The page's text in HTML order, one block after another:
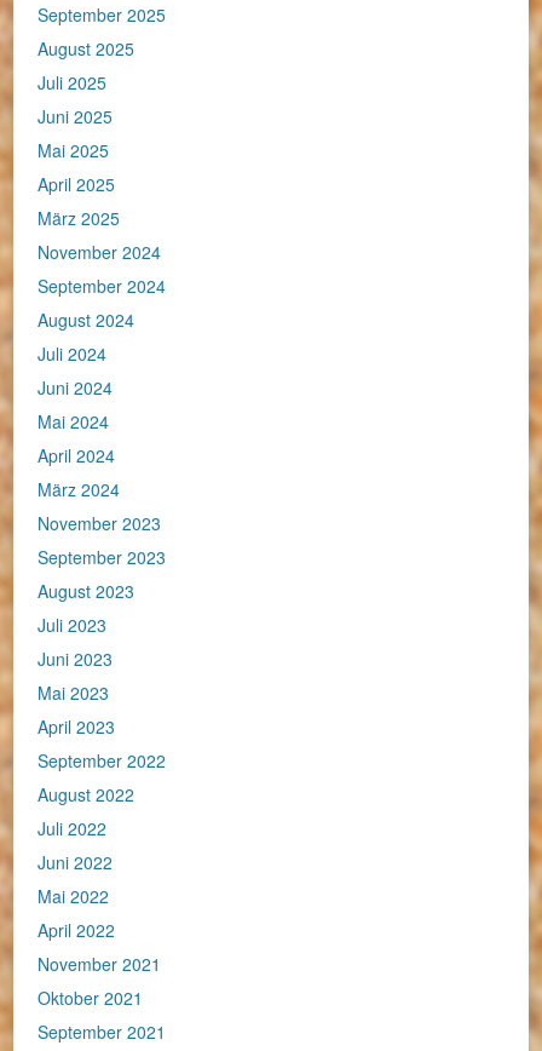
September 2025
August 2025
Juli 2025
Juni 2025
Mai 2025
April 2025
März 2025
November 2024
September 2024
August 2024
Juli 2024
Juni 2024
Mai 2024
April 2024
März 2024
November 2023
September 2023
August 2023
Juli 2023
Juni 2023
Mai 2023
April 2023
September 2022
August 2022
Juli 2022
Juni 2022
Mai 2022
April 2022
November 2021
Oktober 2021
September 2021